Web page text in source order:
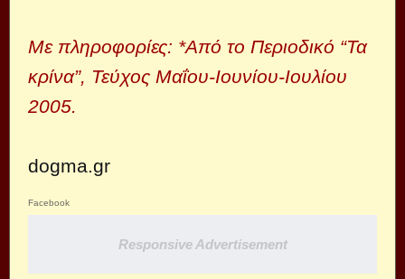
Με πληροφορίες: *Από το Περιοδικό “Τα
κρίνα”, Τεύχος Μαΐου-Ιουνίου-Ιουλίου
2005.
dogma.gr
Facebook
Responsive Advertisement